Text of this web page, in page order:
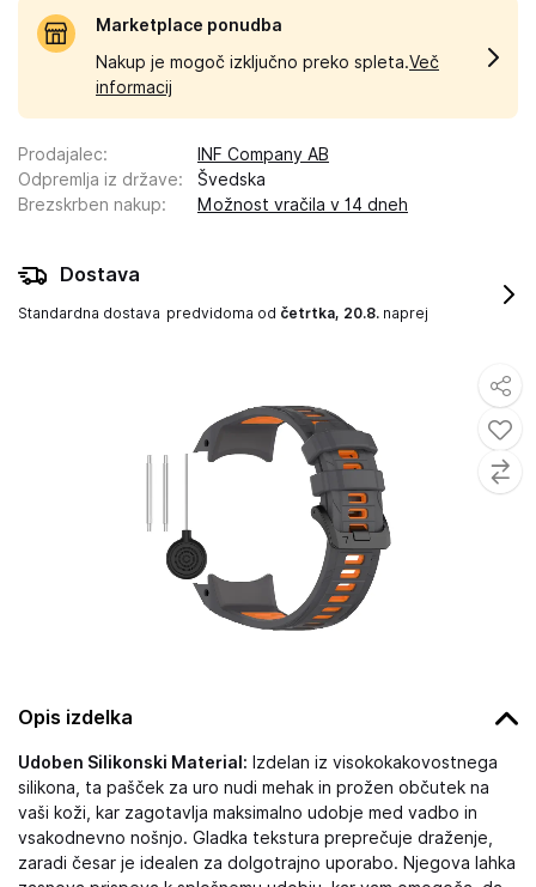
Opis izdelka
Udoben Silikonski Material: Izdelan iz visokokakovostnega
silikona, ta pašček za uro nudi mehak in prožen občutek na
vaši koži, kar zagotavlja maksimalno udobje med vadbo in
vsakodnevno nošnjo. Gladka tekstura preprečuje draženje,
zaradi česar je idealen za dolgotrajno uporabo. Njegova lahka
Marketplace ponudba
Nakup je mogoč izključno preko spleta.Več
informacij
Prodajalec:
INF Company AB
Odpremlja iz države:
Švedska
Brezskrben nakup: Možnost vračila v 14 dneh
Dostava
Standardna dostava predvidoma od četrtka, 20.8. naprej